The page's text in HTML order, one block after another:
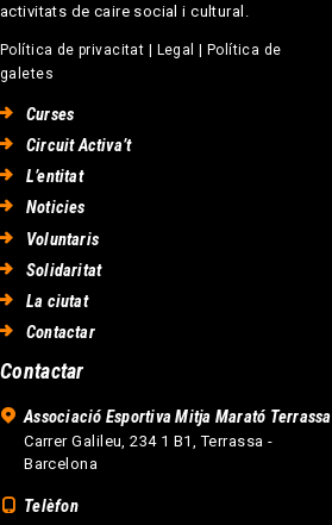
activitats de caire social i cultural.
Política de privacitat Legal
Política de
galetes
Curses
Circuit Activa’t
L’entitat
Noticies
Voluntaris
Solidaritat
La ciutat
Contactar
Contactar
Associació Esportiva Mitja Marató Terrassa
Carrer Galileu, 234 1 B1, Terrassa -
Barcelona
Telèfon